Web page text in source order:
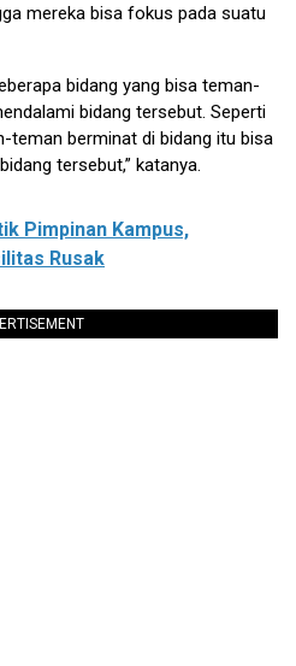
mereka bisa fokus pada suatu
bidang yang bisa teman-
bidang tersebut. Seperti
teman berminat di bidang itu bisa
tersebut,” katanya.
Pimpinan Kampus,
Rusak